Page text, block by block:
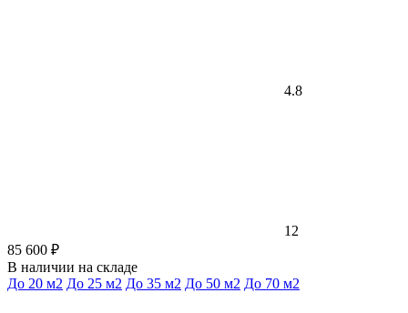
4.8
12
85 600 ₽
В наличии на складе
До 20 м2 До 25 м2 До 35 м2 До 50 м2 До 70 м2